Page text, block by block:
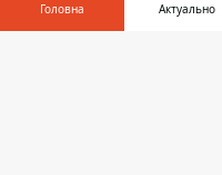
Головна Актуально